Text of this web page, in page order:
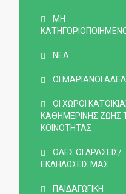
ΜΗ
ΝΈΑ
ΟΙ ΜΑΡΙΑΝΟΊ
ΟΙ ΧΏΡΟΙ
ΚΑΘΗΜΕΡΙΝΉΣ ΖΩΉΣ
ΚΟΙΝΌΤΗΤΑΣ
ΌΛΕΣ ΟΙ ΔΡΆΣΕΙΣ/
ΕΚΔΗΛΏΣΕΙΣ ΜΑΣ
ΠΑΙΔΑΓΩΓΙΚΉ